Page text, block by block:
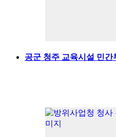
공군 청주 교육시설 민간